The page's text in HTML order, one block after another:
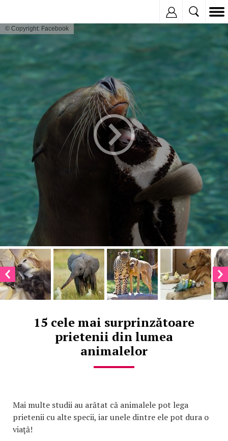
© Copyright: Facebook
15 cele mai surprinzătoare
prietenii din lumea
animalelor
Mai multe studii au arătat că animalele pot lega
prietenii cu alte specii, iar unele dintre ele pot dura o
viaţă!